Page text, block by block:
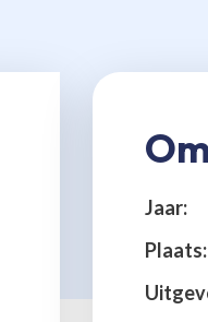
Jaar:
Plaats: